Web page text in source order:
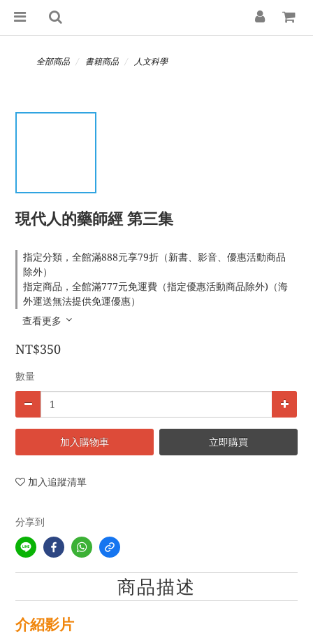
全部商品 書籍商品 人文科學
現代人的藥師經 第三集
指定分類，全館滿888元享79折（新書、影音、優惠活動商品
除外）
指定商品，全館滿777元免運費（指定優惠活動商品除外)（海
外運送無法提供免運優惠）
查看更多
NT$350
數量
加入購物車 立即購買
加入追蹤清單
分享到
商品描述
介紹影片